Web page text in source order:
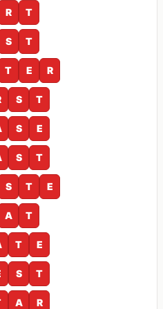
R T
S T
T E R
S T
S E
S T
S T E
A T
T E
S T
A R